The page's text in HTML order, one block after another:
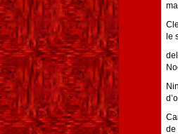
le
de